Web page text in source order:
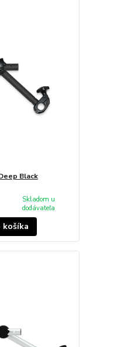
Black
Skladom u
dodávateľa
košíka